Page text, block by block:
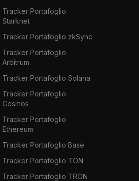
Tracker Portafoglio
Starknet
Tracker Portafoglio zkSync
Tracker Portafoglio
Arbitrum
Tracker Portafoglio Solana
Tracker Portafoglio
Cosmos
Tracker Portafoglio
Ethereum
Tracker Portafoglio Base
Tracker Portafoglio TON
Tracker Portafoglio TRON